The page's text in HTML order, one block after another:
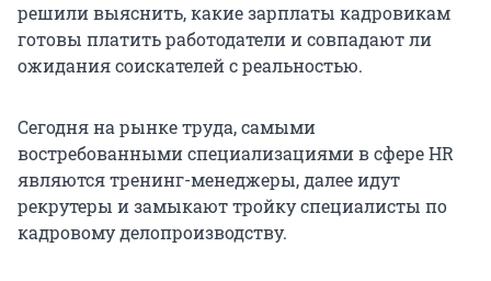
решили выяснить, какие зарплаты кадровикам
готовы платить работодатели и совпадают ли
ожидания соискателей с реальностью.
Сегодня на рынке труда, самыми
востребованными специализациями в сфере HR
являются тренинг-менеджеры, далее идут
рекрутеры и замыкают тройку специалисты по
кадровому делопроизводству.